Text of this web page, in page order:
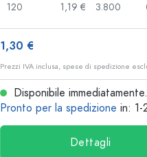
120
1,19 €
3.800
1,30 €
Prezzi IVA inclusa, spese di spedizione
Disponibile immediatamente.
Pronto per la spedizione in: 1-
Dettagli